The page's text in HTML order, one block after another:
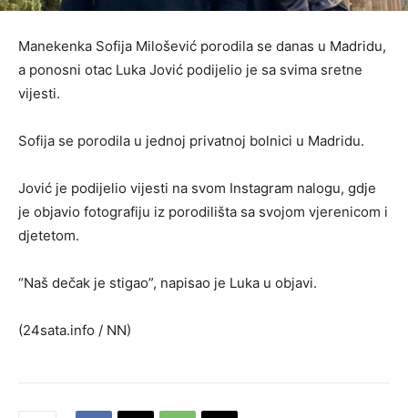
Manekenka Sofija Milošević porodila se danas u Madridu,
a ponosni otac Luka Jović podijelio je sa svima sretne
vijesti.
Sofija se porodila u jednoj privatnoj bolnici u Madridu.
Jović je podijelio vijesti na svom Instagram nalogu, gdje
je objavio fotografiju iz porodilišta sa svojom vjerenicom i
djetetom.
“Naš dečak je stigao”, napisao je Luka u objavi.
(24sata.info / NN)